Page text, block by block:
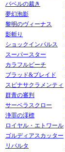
バベルの裁き
夢幻泡影
黎明のヴィーナス
影斬り
ショックインパルス
スーパースター
カラフルビーチ
ブラッド&ブレイド
スピナサクラメンティ
群青の審判
サーベラスクロー
浄罪の澪標
ロイヤル・エトワール
ゴルディアスカッター
リバルタ